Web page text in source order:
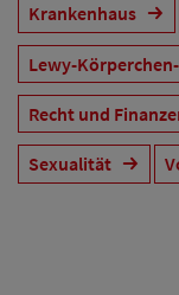
Krankenhaus
Lewy-
Recht und
Sexualität